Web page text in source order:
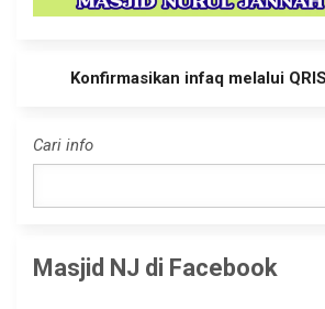
Konfirmasikan infaq melalui
Cari info
Masjid NJ di Facebook